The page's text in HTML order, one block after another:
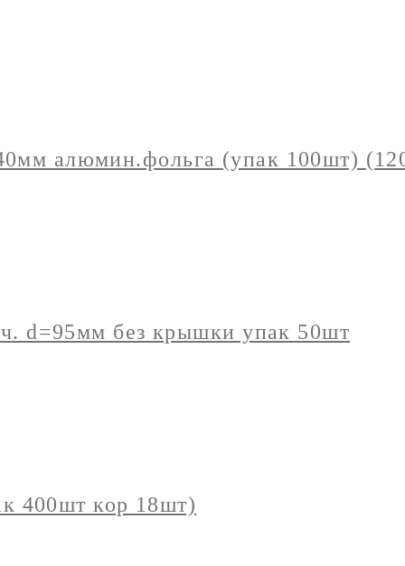
алюмин.фольга (упак 100шт)
d=95мм без крышки упак 50шт
400шт кор 18шт)